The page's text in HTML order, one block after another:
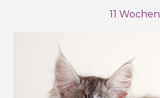
11 Wochen